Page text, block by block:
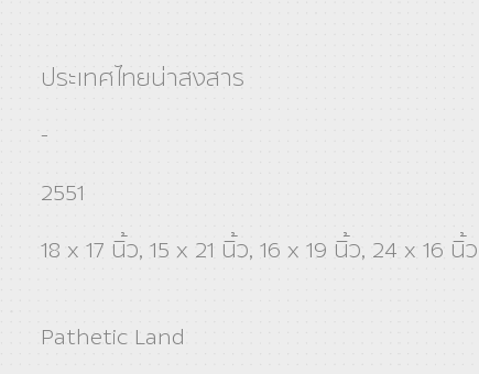
ประเทศไทยน่าสงสาร
-
2551
18 x 17 นิ้ว, 15 x 21 นิ้ว, 16 x 19 นิ้ว, 24 x 16 นิ้ว
Pathetic Land